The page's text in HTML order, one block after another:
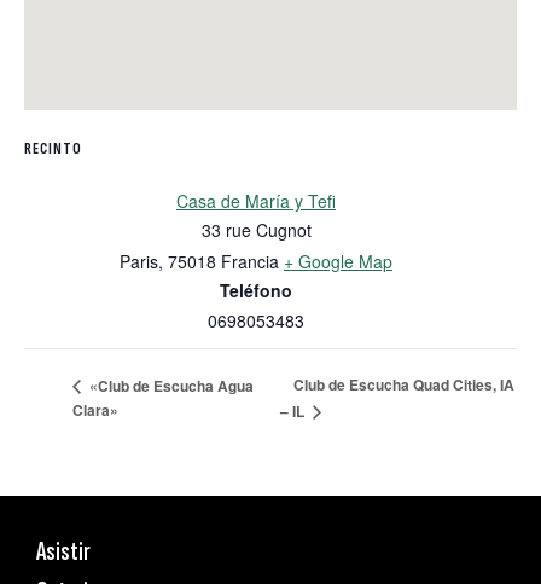
RECINTO
Casa de María y Tefi
33 rue Cugnot
Paris, 75018 Francia + Google Map
Teléfono
0698053483
«Club de Escucha Agua
Clara»
Club de Escucha Quad Cities, IA
– IL
Asistir